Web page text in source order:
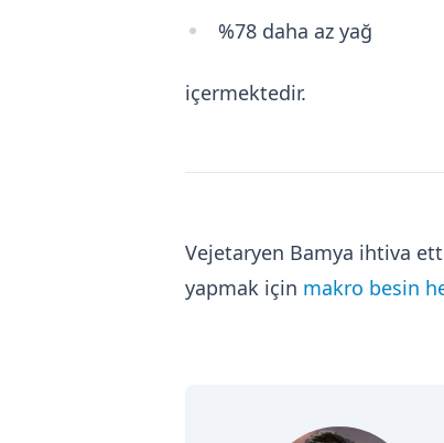
%78 daha az yağ
içermektedir.
Vejetaryen Bamya ihtiva
yapmak için makro besin